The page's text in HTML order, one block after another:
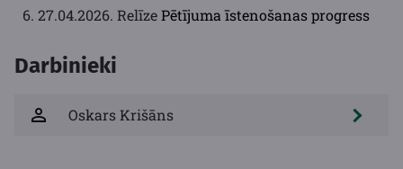
27.04.2026. RelīzePētījuma īstenošanas progress
Darbinieki
Oskars Krišāns